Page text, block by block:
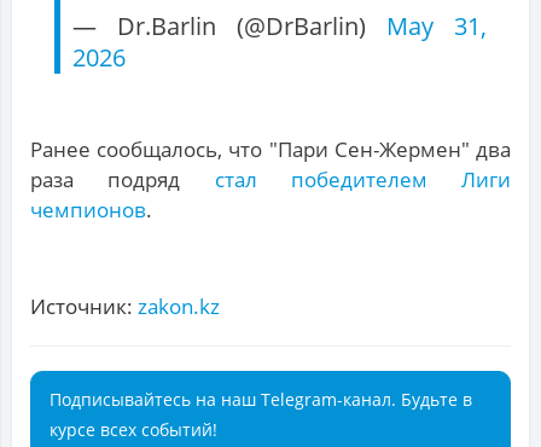
— Dr.Barlin (@DrBarlin) May 31,
2026
Ранее сообщалось, что "Пари Сен-Жермен" два
раза подряд стал победителем Лиги
чемпионов.
Источник: zakon.kz
Подписывайтесь на наш Telegram-канал. Будьте в
курсе всех событий!